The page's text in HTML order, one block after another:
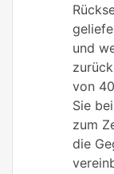
und
von
Sie
zum
die